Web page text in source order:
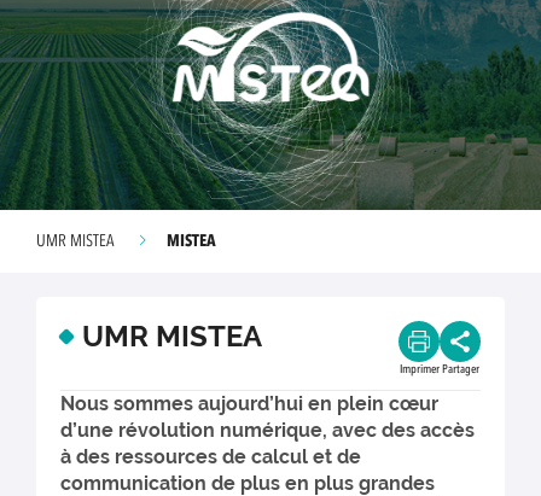
UMR MISTEA MISTEA
UMR MISTEA
Imprimer Partager
Nous sommes aujourd’hui en plein cœur
d’une révolution numérique, avec des accès
à des ressources de calcul et de
communication de plus en plus grandes